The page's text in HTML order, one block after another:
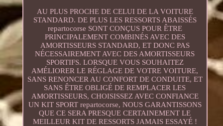
AU PLUS PROCHE DE CELUI DE LA VOITURE
STANDARD. DE PLUS LES RESSORTS ABAISSÉS
repartocorse SONT CONÇUS POUR ÊTRE
PRINCIPALEMENT COMBINÉS AVEC DES
AMORTISSEURS STANDARD, ET DONC PAS
NÉCESSAIREMENT AVEC DES AMORTISSEURS
SPORTIFS. LORSQUE VOUS SOUHAITEZ
AMÉLIORER LE RÉGLAGE DE VOTRE VOITURE,
SANS RENONCER AU CONFORT DE CONDUITE, ET
SANS ÊTRE OBLIGÉ DE REMPLACER LES
AMORTISSEURS, CHOISISSEZ AVEC CONFIANCE
UN KIT SPORT repartocorse, NOUS GARANTISSONS
QUE CE SERA PRESQUE CERTAINEMENT LE
MEILLEUR KIT DE RESSORTS JAMAIS ESSAYÉ !